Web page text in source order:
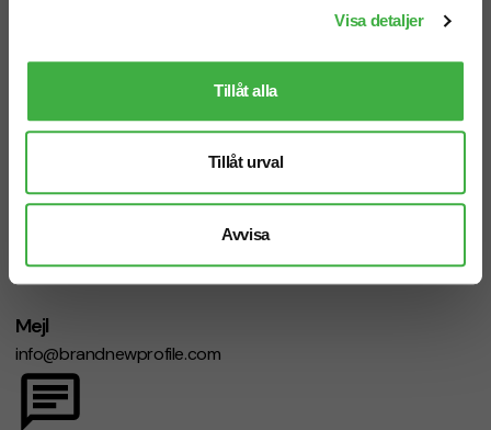
Visa detaljer
Tillåt alla
Tillåt urval
Avvisa
Telefon: 019-760 65 00
Mån-fre 08.30 - 17.00
Mejl
info@brandnewprofile.com